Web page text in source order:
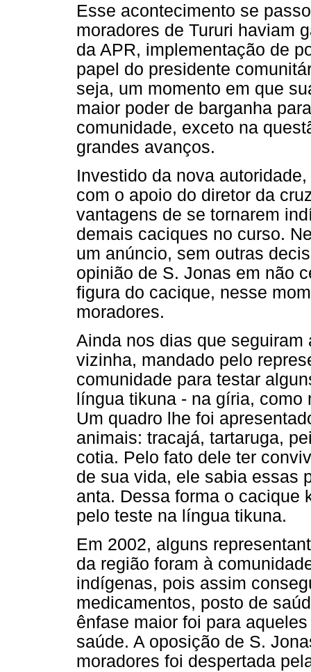
Esse acontecimento se
moradores de Tururi haviam
da APR, implementação de
papel do presidente
seja, um momento em que
maior poder de barganha
comunidade, exceto na
grandes avanços.
Investido da nova
com o apoio do diretor da
vantagens de se tornarem
demais caciques no curso.
um anúncio, sem outras
opinião de S. Jonas em não
figura do cacique, nesse
moradores.
Ainda nos dias que
vizinha, mandado pelo
comunidade para testar
língua tikuna - na gíria,
Um quadro lhe foi
animais: tracajá, tartaruga,
cotia. Pelo fato dele ter
de sua vida, ele sabia essas
anta. Dessa forma o cacique
pelo teste na língua tikuna.
Em 2002, alguns
da região foram à
indígenas, pois assim
medicamentos, posto de
ênfase maior foi para
saúde. A oposição de S.
moradores foi despertada